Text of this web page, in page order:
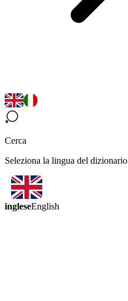
Cerca
Seleziona la lingua del dizionario
ingleseEnglish